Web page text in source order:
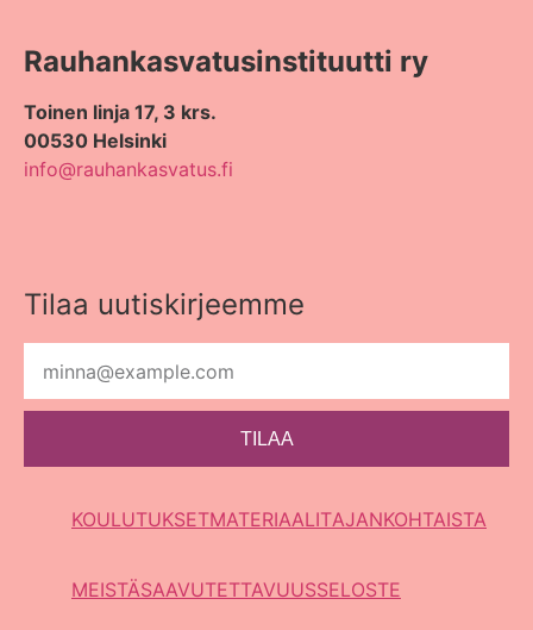
Rauhankasvatus­instituutti ry
Toinen linja 17, 3 krs.
00530 Helsinki
info@rauhankasvatus.fi
Tilaa uutiskirjeemme
TILAA
KOULUTUKSETMATERIAALITAJANKOHTAISTA
MEISTÄSAAVUTETTAVUUSSELOSTE